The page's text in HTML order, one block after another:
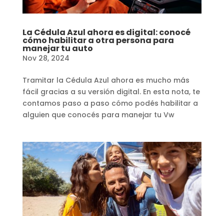
La Cédula Azul ahora es digital: conocé
cómo habilitar a otra persona para
manejar tu auto
Nov 28, 2024
Tramitar la Cédula Azul ahora es mucho más
fácil gracias a su versión digital. En esta nota, te
contamos paso a paso cómo podés habilitar a
alguien que conocés para manejar tu Vw